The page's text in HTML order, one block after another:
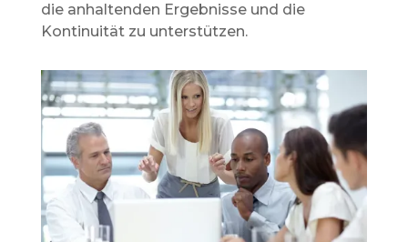
die anhaltenden Ergebnisse und die
Kontinuität zu unterstützen.